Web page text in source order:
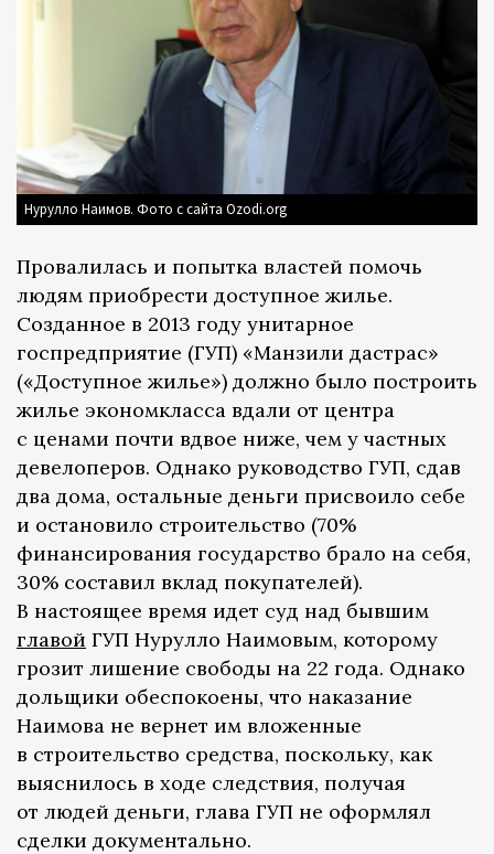
Нурулло Наимов. Фото с сайта Ozodi.org
Провалилась и попытка властей помочь
людям приобрести доступное жилье.
Созданное в 2013 году унитарное
госпредприятие (ГУП) «Манзили дастрас»
(«Доступное жилье») должно было построить
жилье экономкласса вдали от центра
с ценами почти вдвое ниже, чем у частных
девелоперов. Однако руководство ГУП, сдав
два дома, остальные деньги присвоило себе
и остановило строительство (70%
финансирования государство брало на себя,
30% составил вклад покупателей).
В настоящее время идет суд над бывшим
главой ГУП Нурулло Наимовым, которому
грозит лишение свободы на 22 года. Однако
дольщики обеспокоены, что наказание
Наимова не вернет им вложенные
в строительство средства, поскольку, как
выяснилось в ходе следствия, получая
от людей деньги, глава ГУП не оформлял
сделки документально.